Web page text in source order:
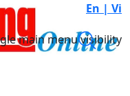
En | Vi
main menu visibility